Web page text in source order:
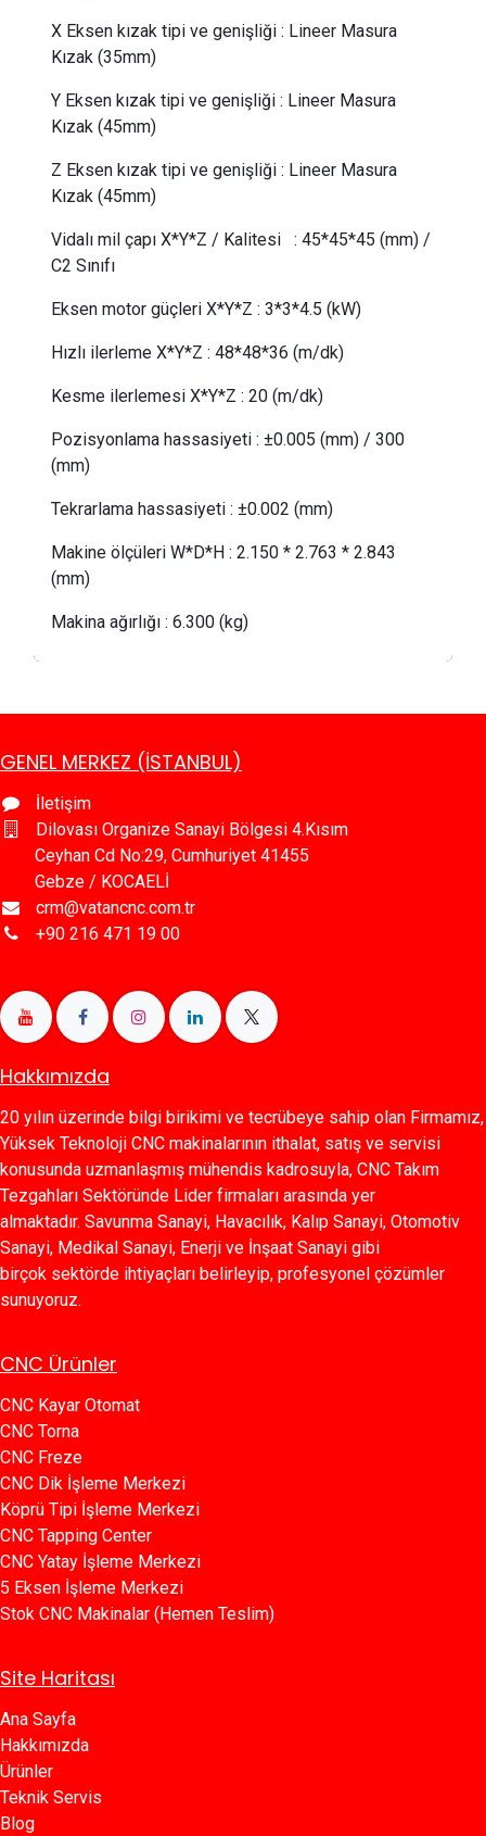
X Eksen kızak tipi ve genişliği : Lineer Masura
Kızak (35mm)
Y Eksen kızak tipi ve genişliği : Lineer Masura
Kızak (45mm)
Z Eksen kızak tipi ve genişliği : Lineer Masura
Kızak (45mm)
Vidalı mil çapı X*Y*Z / Kalitesi : 45*45*45 (mm) /
C2 Sınıfı
Eksen motor güçleri X*Y*Z : 3*3*4.5 (kW)
Hızlı ilerleme X*Y*Z : 48*48*36 (m/dk)
Kesme ilerlemesi X*Y*Z : 20 (m/dk)
Pozisyonlama hassasiyeti : ±0.005 (mm) / 300
(mm)
Tekrarlama hassasiyeti : ±0.002 (mm)
Makine ölçüleri W*D*H : 2.150 * 2.763 * 2.843
(mm)
Makina ağırlığı : 6.300 (kg)
GENEL MERKEZ (İSTANBUL)
İletişim
Dilovası Organize Sanayi Bölgesi 4.Kısım
Ceyhan Cd No:29, Cumhuriyet 41455
Gebze / KOCAELİ
crm@vatancnc.com.tr
+90 216 471 19 00
Hakkımızda
20 yılın üzerinde bilgi birikimi ve tecrübeye sahip olan Firmamız,
Yüksek Teknoloji CNC makinalarının ithalat, satış ve servisi
konusunda uzmanlaşmış mühendis kadrosuyla, CNC Takım
Tezgahları Sektöründe Lider firmaları arasında yer
almaktadır. Savunma Sanayi, Havacılık, Kalıp Sanayi, Otomotiv
Sanayi, Medikal Sanayi, Enerji ve İnşaat Sanayi gibi
birçok sektörde ihtiyaçları belirleyip, profesyonel çözümler
sunuyoruz.
CNC Ürünler
CNC Kayar Otomat
CNC Torna
CNC Freze
CNC Dik İşleme Merkezi
Köprü Tipi İşleme Merkezi
C​​NC Tapping Center
CNC Yatay İşleme Merkezi
5 Eksen İşleme Merkezi
Stok CNC Makinalar (Hemen Teslim)
Site Haritası
Ana Sayfa​​
Hakkımızda
Ürünler​
Teknik Servis
Blog​​